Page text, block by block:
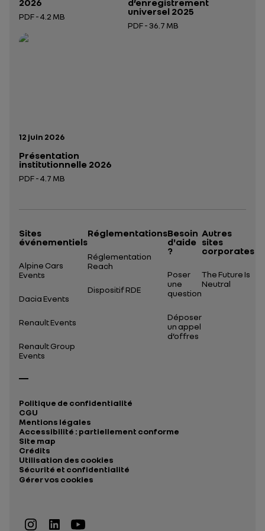
PDF - 4.2 MB
Ouverture dans un nouvel onglet
universel 2025
PDF - 36.7 MB
Date de publication:
12 juin 2026
Présentation
institutionnelle 2026
PDF - 4.7 MB
Sites
événementiels
Alpine Cars
Events
Dacia Events
Renault Events
Renault Group
Events
Réglementations
Réglementation
Reach
Dispositif RDE
Besoin
d'aide
?
Poser
une
question
Déposer
un appel
d’offres
Autres
sites
corporates
The Future Is
Neutral
Politique de confidentialité
CGU
Mentions légales
Accessibilité : partiellement conforme
Site map
Crédits
Utilisation des cookies
Sécurité et confidentialité
Gérer vos cookies